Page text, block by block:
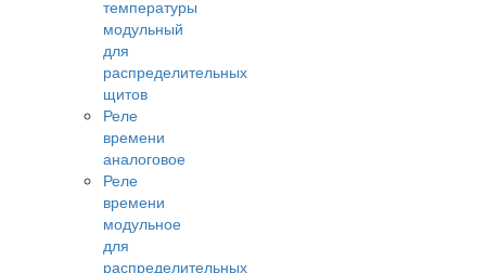
температуры
модульный
для
распределительных
щитов
Реле
времени
аналоговое
Реле
времени
модульное
для
распределительных